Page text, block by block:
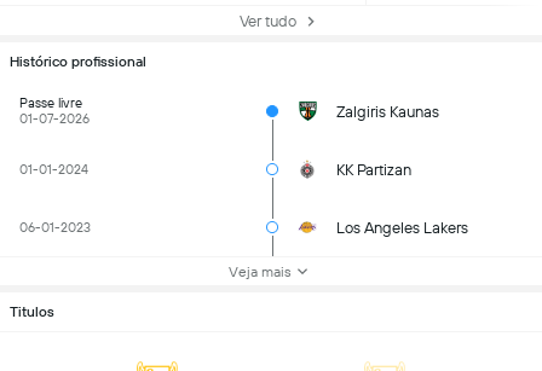
Ver tudo
Histórico profissional
Passe livre
01-07-2026
Zalgiris Kaunas
01-01-2024 KK Partizan
06-01-2023 Los Angeles Lakers
Veja mais
Titulos